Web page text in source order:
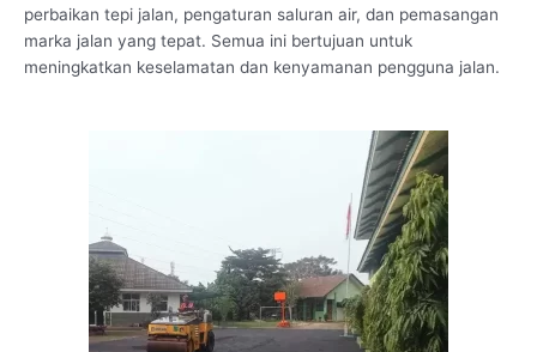
perbaikan tepi jalan, pengaturan saluran air, dan pemasangan
marka jalan yang tepat. Semua ini bertujuan untuk
meningkatkan keselamatan dan kenyamanan pengguna jalan.